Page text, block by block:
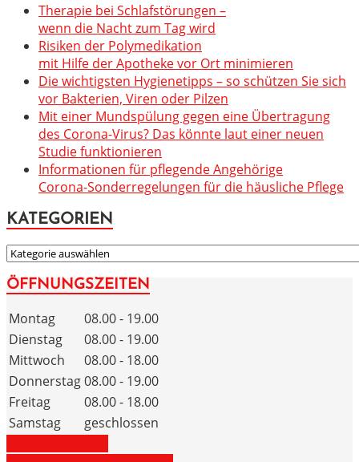
Therapie bei Schlafstörungen –
wenn die Nacht zum Tag wird
Risiken der Polymedikation
mit Hilfe der Apotheke vor Ort minimieren
Die wichtigsten Hygienetipps – so schützen Sie sich
vor Bakterien, Viren oder Pilzen
Mit einer Mundspülung gegen eine Übertragung
des Corona-Virus? Das könnte laut einer neuen
Studie funktionieren
Informationen für pflegende Angehörige
Corona-Sonderregelungen für die häusliche Pflege
KATEGORIEN
KATEGORIEN
ÖFFNUNGSZEITEN
Montag
08.00 - 19.00
Dienstag
08.00 - 19.00
Mittwoch
08.00 - 18.00
Donnerstag08.00 - 19.00
Freitag
08.00 - 18.00
Samstag
geschlossen